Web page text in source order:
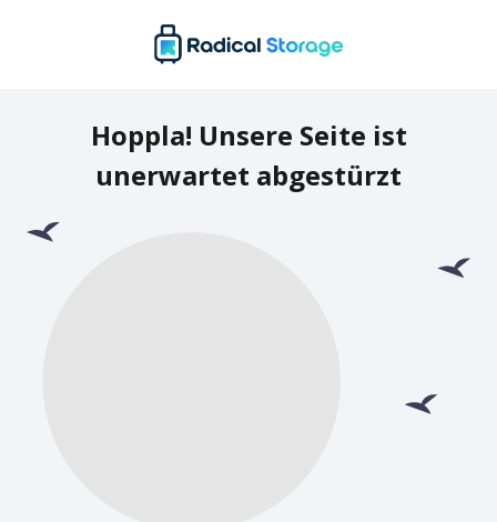
Hoppla! Unsere Seite ist
unerwartet abgestürzt